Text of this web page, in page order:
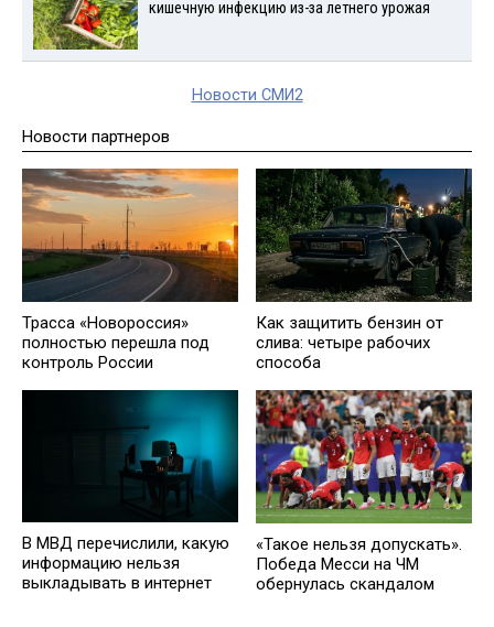
кишечную инфекцию из-за летнего урожая
Новости СМИ2
Новости партнеров
Трасса «Новороссия»
полностью перешла под
контроль России
Как защитить бензин от
слива: четыре рабочих
способа
В МВД перечислили, какую
информацию нельзя
выкладывать в интернет
«Такое нельзя допускать».
Победа Месси на ЧМ
обернулась скандалом